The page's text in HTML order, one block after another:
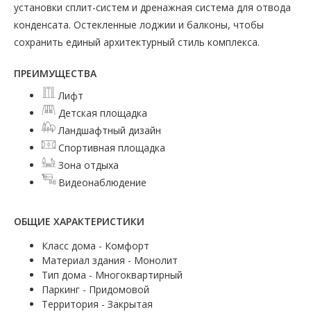
установки сплит-систем и дренажная система для отвода
конденсата. Остекленные лоджии и балконы, чтобы
сохранить единый архитектурный стиль комплекса.
ПРЕИМУЩЕСТВА
Лифт
Детская площадка
Ландшафтный дизайн
Спортивная площадка
Зона отдыха
Видеонаблюдение
ОБЩИЕ ХАРАКТЕРИСТИКИ
Класс дома - Комфорт
Материал здания - Монолит
Тип дома - Многоквартирный
Паркинг - Придомовой
Территория - Закрытая